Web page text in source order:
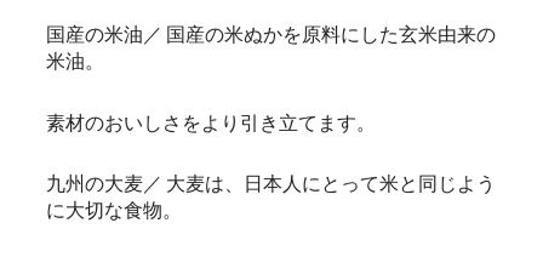
国産の米油／ 国産の米ぬかを原料にした玄米由来の
米油。
素材のおいしさをより引き立てます。
九州の大麦／ 大麦は、日本人にとって米と同じよう
に大切な食物。